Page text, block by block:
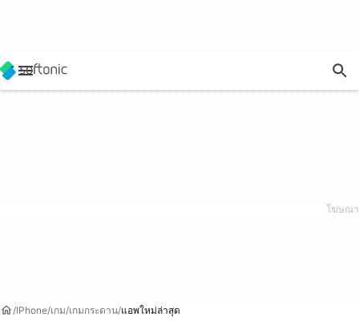
IPhone เกม เกมกระดาน แอพใหม่ล่าสุด